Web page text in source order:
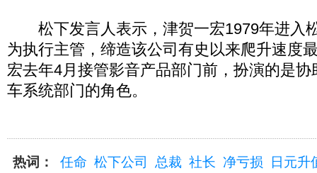
松下发言人表示，津贺一宏1979年进入
为执行主管，缔造该公司有史以来爬升速度
宏去年4月接管影音产品部门前，扮演的是
车系统部门的角色。
热词： 任命 松下公司 总裁 社长 净亏损
日元升